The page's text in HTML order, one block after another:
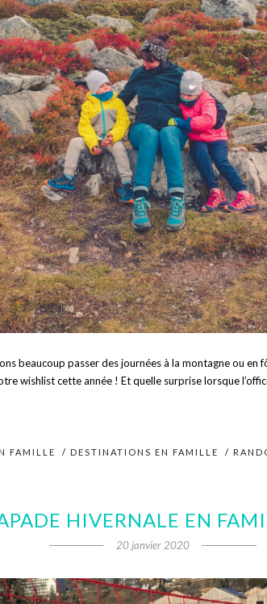
beaucoup passer des journées à la montagne ou
wishlist cette année ! Et quelle surprise lorsque
FAMILLE / DESTINATIONS EN FAMILLE /
HIVERNALE EN
20 janvier 2020